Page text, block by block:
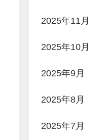
2025年11月
2025年10月
2025年9月
2025年8月
2025年7月